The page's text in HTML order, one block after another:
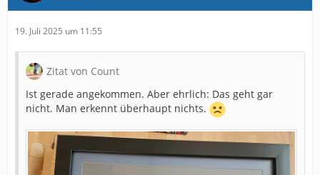
19. Juli 2025 um 11:55
Zitat von Count
Ist gerade angekommen. Aber ehrlich: Das geht gar
nicht. Man erkennt überhaupt nichts.